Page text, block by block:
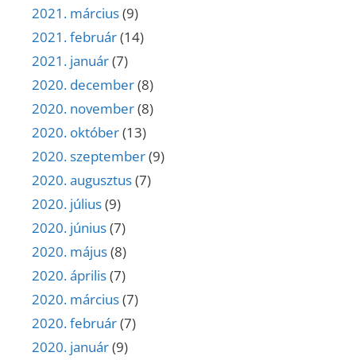
2021. március(9)
2021. február(14)
2021. január(7)
2020. december(8)
2020. november(8)
2020. október(13)
2020. szeptember(9)
2020. augusztus(7)
2020. július(9)
2020. június(7)
2020. május(8)
2020. április(7)
2020. március(7)
2020. február(7)
2020. január(9)